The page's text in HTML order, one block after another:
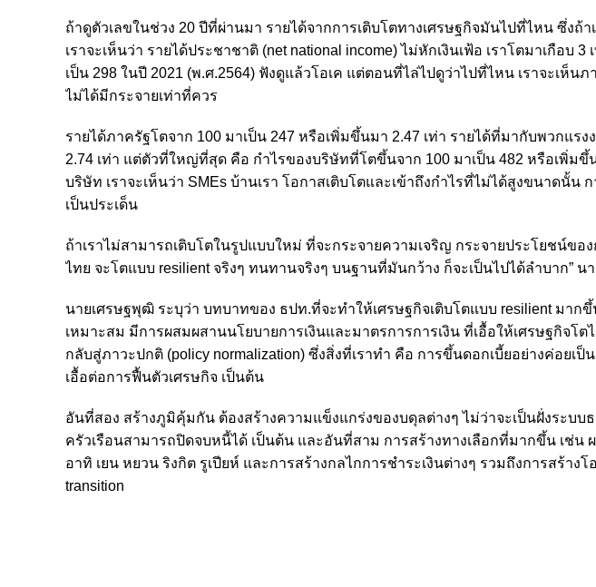
ถ้าดูตัวเลขในช่วง 20 ปีที่ผ่านมา รายได้จากการเติบโตทางเศรษฐกิจมันไปที่ไหน ซึ่ง
เราจะเห็นว่า รายได้ประชาชาติ (net national income) ไม่หักเงินเฟ้อ เราโตมาเกือบ
เป็น 298 ในปี 2021 (พ.ศ.2564) ฟังดูแล้วโอเค แต่ตอนที่ไล่ไปดูว่าไปที่ไหน เราจะเห็น
ไม่ได้มีกระจายเท่าที่ควร
รายได้ภาครัฐโตจาก 100 มาเป็น 247 หรือเพิ่มขึ้นมา 2.47 เท่า รายได้ที่มากับพวกแร
2.74 เท่า แต่ตัวที่ใหญ่ที่สุด คือ กำไรของบริษัทที่โตขึ้นจาก 100 มาเป็น 482 หรือเพิ่มขึ้
บริษัท เราจะเห็นว่า SMEs บ้านเรา โอกาสเติบโตและเข้าถึงกำไรที่ไม่ได้สูงขนาดนั้น
เป็นประเด็น
ถ้าเราไม่สามารถเติบโตในรูปแบบใหม่ ที่จะกระจายความเจริญ กระจายประโยชน์ขอ
ไทย จะโตแบบ resilient จริงๆ ทนทานจริงๆ บนฐานที่มันกว้าง ก็จะเป็นไปได้ลำบาก” น
นายเศรษฐพุฒิ ระบุว่า บทบาทของ ธปท.ที่จะทำให้เศรษฐกิจเติบโตแบบ resilient มา
เหมาะสม มีการผสมผสานนโยบายการเงินและมาตรการการเงิน ที่เอื้อให้เศรษฐกิจโต
กลับสู่ภาวะปกติ (policy normalization) ซึ่งสิ่งที่เราทำ คือ การขึ้นดอกเบี้ยอย่างค่อยเ
เอื้อต่อการฟื้นตัวเศรษกิจ เป็นต้น
อันที่สอง สร้างภูมิคุ้มกัน ต้องสร้างความแข็งแกร่งของบดุลต่างๆ ไม่ว่าจะเป็นฝั่งระบ
ครัวเรือนสามารถปิดจบหนี้ได้ เป็นต้น และอันที่สาม การสร้างทางเลือกที่มากขึ้น เช่น
อาทิ เยน หยวน ริงกิต รูเปียห์ และการสร้างกลไกการชำระเงินต่างๆ รวมถึงการสร้างโ
transition